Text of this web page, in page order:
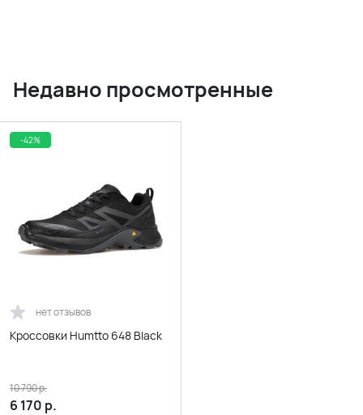
Недавно просмотренные
-42%
нет отзывов
Кроссовки Humtto 648 Black
6 170 р.
10 790р.